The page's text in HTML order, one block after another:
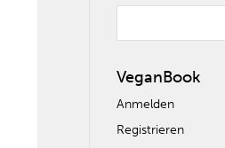
VeganBook
Anmelden
Registrieren